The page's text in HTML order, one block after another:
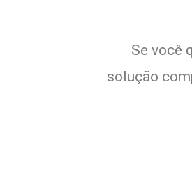
Se você
solução